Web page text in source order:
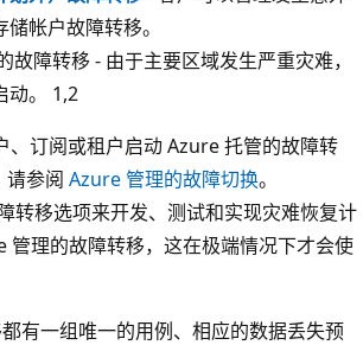
帐户故障转移。
故障转移 - 由于主要区域发生严重灾难，
动。 1,2
、订阅或租户启动 Azure 托管的故障转
请参阅 Azure 管理的故障切换。
转移选项来开发、测试和实现灾难恢复计
管理的故障转移，这在极端情况下才会使
有一组唯一的用例、相应的数据丢失预